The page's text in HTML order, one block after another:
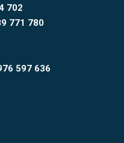
702
771 780
597 636